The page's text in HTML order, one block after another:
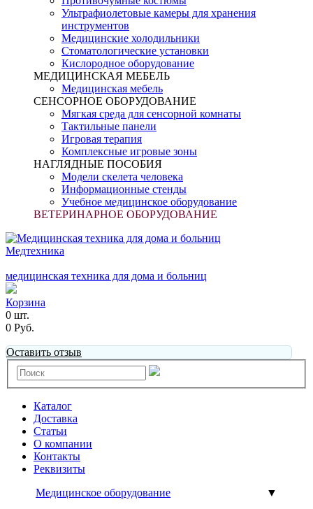
Ультрафиолетовые камеры для хранения
инструментов
Медицинские холодильники
Стоматологические установки
Кислородное оборудование
МЕДИЦИНСКАЯ МЕБЕЛЬ
Медицинская мебель
СЕНСОРНОЕ ОБОРУДОВАНИЕ
Мягкая среда для сенсорной комнаты
Тактильные панели
Игровая терапия
Комплексные игровые зоны
НАГЛЯДНЫЕ ПОСОБИЯ
Модели скелета человека
Информационные стенды
Учебное медицинское оборудование
ВЕТЕРИНАРНОЕ ОБОРУДОВАНИЕ
Медтехника
медицинская техника для дома и больниц
Корзина
0 шт.
0 Руб.
Оставить отзыв
Каталог
Доставка
Статьи
О компании
Контакты
Реквизиты
Медицинское оборудование
▼